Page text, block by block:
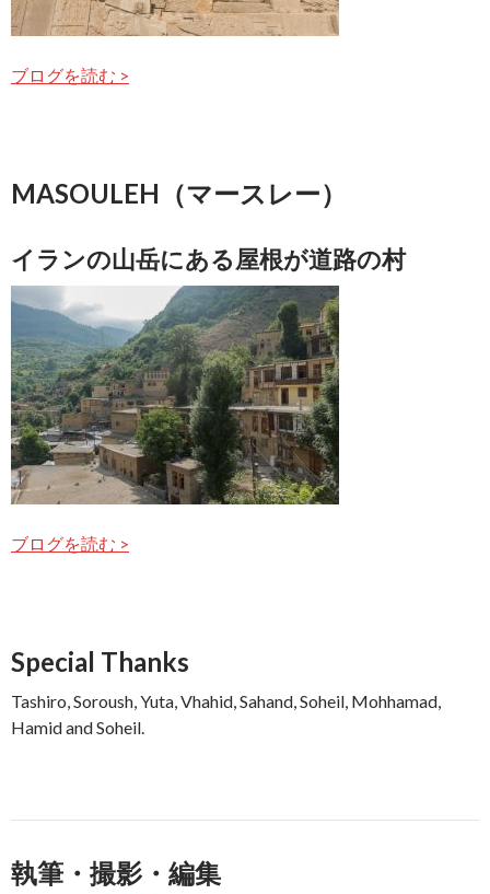
ブログを読む >
MASOULEH（マースレー）
イランの山岳にある屋根が道路の村
ブログを読む >
Special Thanks
Tashiro, Soroush, Yuta, Vhahid, Sahand, Soheil, Mohhamad,
Hamid and Soheil.
執筆・撮影・編集